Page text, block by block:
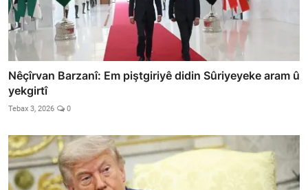
Nêçîrvan Barzanî: Em piştgiriyê didin Sûriyeyeke aram û
yekgirtî
Tebax 3, 2026 0